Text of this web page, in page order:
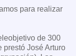
para realizar
de 300
prestó José Arturo